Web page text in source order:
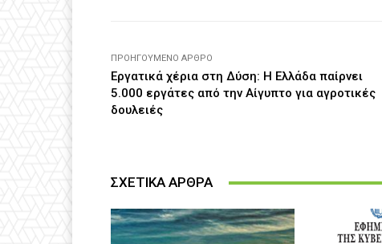
ΠΡΟΗΓΟΎΜΕΝΟ ΆΡΘΡΟ
Εργατικά χέρια στη Δύση: Η Ελλάδα παίρνει
5.000 εργάτες από την Αίγυπτο για αγροτικές
δουλειές
ΣΧΕΤΙΚΑ ΑΡΘΡΑ